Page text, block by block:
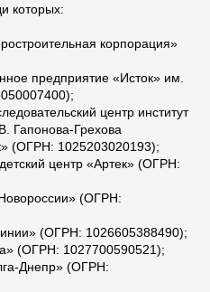
которых:
корпорация»
предприятие «Исток» им.
центр институт
Гапонова-Грехова
(ОГРН: 1025203020193);
центр «Артек» (ОГРН:
(ОГРН:
(ОГРН: 1026605388490);
(ОГРН: 1027700590521);
Днепр» (ОГРН: